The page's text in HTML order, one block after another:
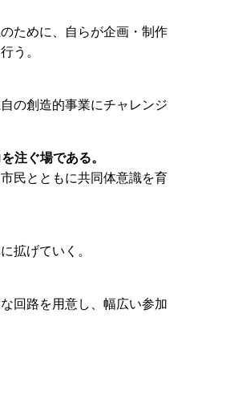
ために、自らが企画・制作
う。
の創造的事業にチャレンジ
注ぐ場である。
民とともに共同体意識を育
拡げていく。
回路を用意し、幅広い参加